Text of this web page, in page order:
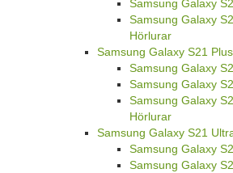
Samsung Galaxy
Samsung Galaxy
Hörlurar
Samsung Galaxy S21 Plus
Samsung Galaxy
Samsung Galaxy
Samsung Galaxy
Hörlurar
Samsung Galaxy S21
Samsung Galaxy
Samsung Galaxy